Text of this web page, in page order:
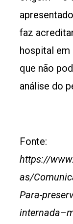
faz
hospital
que não
análise do
Fonte:
https://
as/
Para-